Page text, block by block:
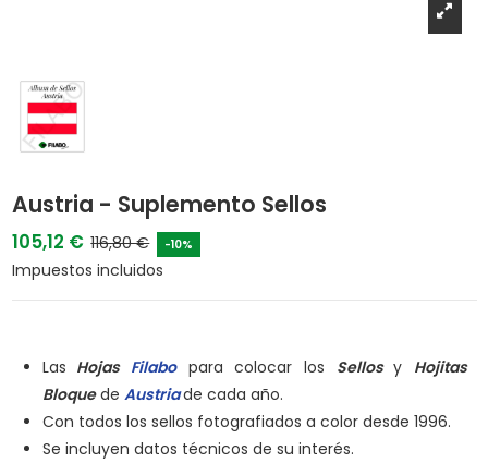
Austria - Suplemento Sellos
105,12 € 116,80 € -10%
Impuestos incluidos
Las Hojas Filabo para colocar los Sellos y Hojitas
Bloquede Austriade cada año.
Con todos los sellos fotografiados a color desde 1996.
Se incluyen datos técnicos de su interés.